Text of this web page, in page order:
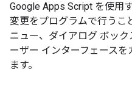
Google Apps Script を使用
変更をプログラムで行うこ
ニュー、ダイアログ ボッ
ーザー インターフェース
ます。